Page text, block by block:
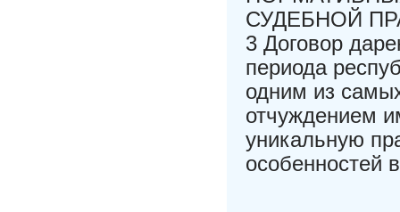
СУДЕБНОЙ
3 Договор
периода
одним из
отчуждением
уникальную
особенностей